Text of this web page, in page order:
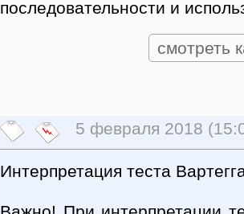
последовательности и
смотреть
5 февраля 2018
Интерпретация теста